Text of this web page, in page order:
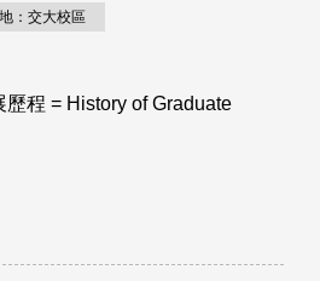
：交大校區
程 = History of Graduate